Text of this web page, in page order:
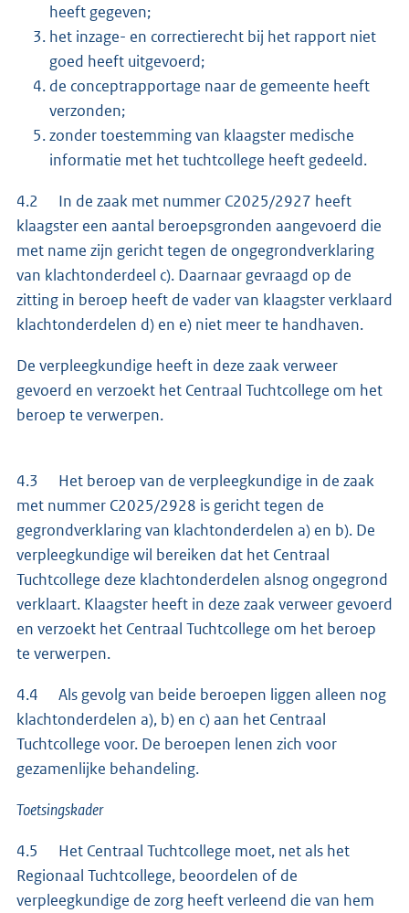
heeft gegeven;
het inzage- en correctierecht bij het rapport niet
goed heeft uitgevoerd;
de conceptrapportage naar de gemeente heeft
verzonden;
zonder toestemming van klaagster medische
informatie met het tuchtcollege heeft gedeeld.
4.2 In de zaak met nummer C2025/2927 heeft
klaagster een aantal beroepsgronden aangevoerd die
met name zijn gericht tegen de ongegrondverklaring
van klachtonderdeel c). Daarnaar gevraagd op de
zitting in beroep heeft de vader van klaagster verklaard
klachtonderdelen d) en e) niet meer te handhaven.
De verpleegkundige heeft in deze zaak verweer
gevoerd en verzoekt het Centraal Tuchtcollege om het
beroep te verwerpen.
4.3 Het beroep van de verpleegkundige in de zaak
met nummer C2025/2928 is gericht tegen de
gegrondverklaring van klachtonderdelen a) en b). De
verpleegkundige wil bereiken dat het Centraal
Tuchtcollege deze klachtonderdelen alsnog ongegrond
verklaart. Klaagster heeft in deze zaak verweer gevoerd
en verzoekt het Centraal Tuchtcollege om het beroep
te verwerpen.
4.4 Als gevolg van beide beroepen liggen alleen nog
klachtonderdelen a), b) en c) aan het Centraal
Tuchtcollege voor. De beroepen lenen zich voor
gezamenlijke behandeling.
Toetsingskader
4.5 Het Centraal Tuchtcollege moet, net als het
Regionaal Tuchtcollege, beoordelen of de
verpleegkundige de zorg heeft verleend die van hem